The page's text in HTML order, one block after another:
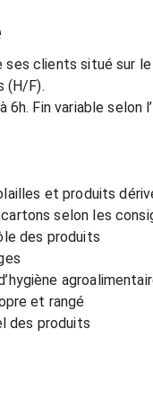
ses clients situé sur
(H/F).
Fin variable selon
et produits
selon les
des produits
et rangé
des produits